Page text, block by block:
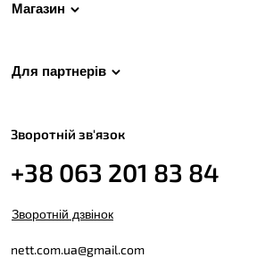
Магазин
Для партнерів
Зворотній зв'язок
+38 063 201 83 84
Зворотній дзвінок
nett.com.ua@gmail.com